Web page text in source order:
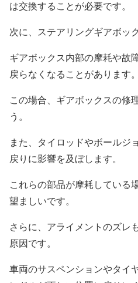
は交換することが必要です。
次に、ステアリングギアボッ
ギアボックス内部の摩耗や故
戻らなくなることがあります。
この場合、ギアボックスの修
う。
また、タイロッドやボールジ
戻りに影響を及ぼします。
これらの部品が摩耗している
望ましいです。
さらに、アライメントのズレ
原因です。
車両のサスペンションやタイ